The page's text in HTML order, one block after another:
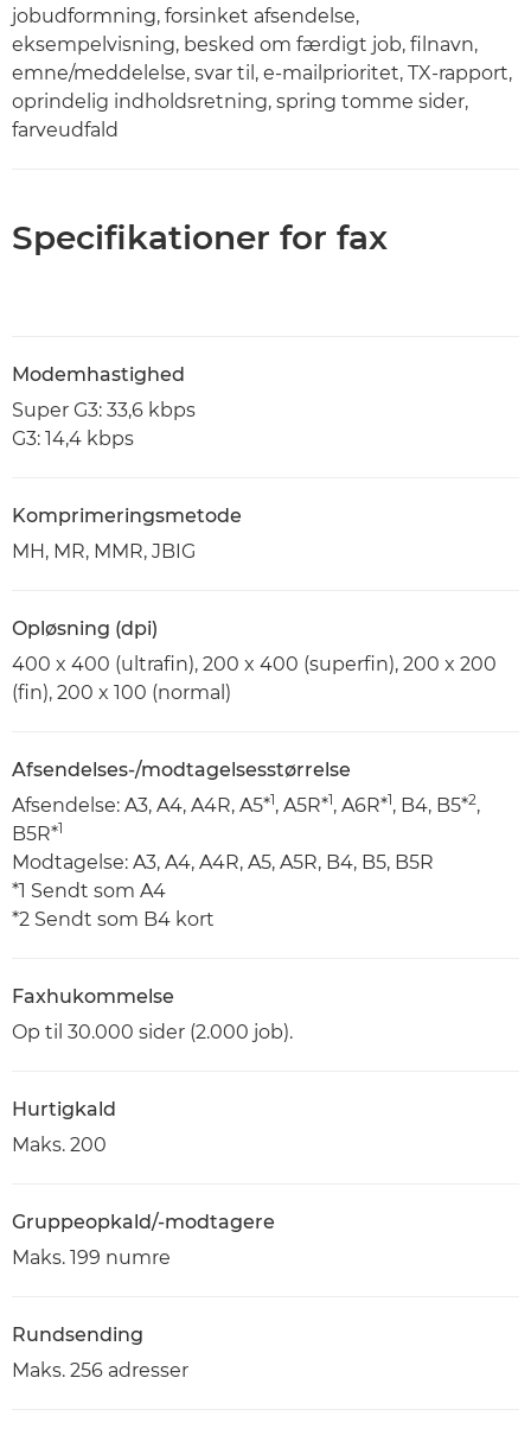
jobudformning, forsinket afsendelse,
eksempelvisning, besked om færdigt job, filnavn,
emne/meddelelse, svar til, e-mailprioritet, TX-rapport,
oprindelig indholdsretning, spring tomme sider,
farveudfald
Specifikationer for fax
Modemhastighed
Super G3: 33,6 kbps
G3: 14,4 kbps
Komprimeringsmetode
MH, MR, MMR, JBIG
Opløsning (dpi)
400 x 400 (ultrafin), 200 x 400 (superfin), 200 x 200
(fin), 200 x 100 (normal)
Afsendelses-/modtagelsesstørrelse
Afsendelse: A3, A4, A4R, A5*1, A5R*1, A6R*1, B4, B5*2,
B5R*1
Modtagelse: A3, A4, A4R, A5, A5R, B4, B5, B5R
*1 Sendt som A4
*2 Sendt som B4 kort
Faxhukommelse
Op til 30.000 sider (2.000 job).
Hurtigkald
Maks. 200
Gruppeopkald/-modtagere
Maks. 199 numre
Rundsending
Maks. 256 adresser